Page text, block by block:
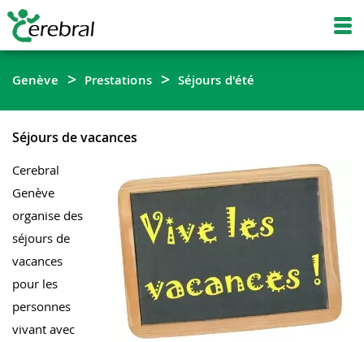
Genève Prestations Séjours d'été
Séjours de vacances
Cerebral
Genève
organise des
séjours de
vacances
pour les
personnes
vivant avec